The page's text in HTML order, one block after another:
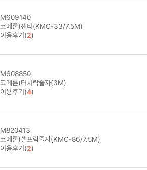
M609140
코메론)센티(KMC-33/7.5M)
이용후기(2)
M608850
코메론)터치락줄자(3M)
이용후기(4)
M820413
코메론)셀프락줄자(KMC-86/7.5M)
이용후기(2)